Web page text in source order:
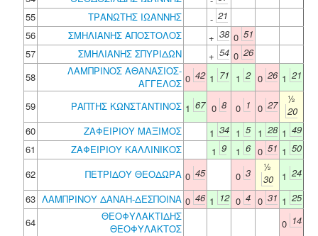
55
ΤΡΑΝΩΤΗΣ ΙΩΑΝΝΗΣ - 21
56
ΣΜΗΛΙΑΝΗΣ ΑΠΟΣΤΟΛΟΣ + 38 0 51
57
ΣΜΗΛΙΑΝΗΣ ΣΠΥΡΙΔΩΝ + 54 0 26
58
ΛΑΜΠΡΙΝΟΣ ΑΘΑΝΑΣΙΟΣ-
ΑΓΓΕΛΟΣ 0 42 1 71 1 2 0 26 1 21
59 ΡΑΠΤΗΣ ΚΩΝΣΤΑΝΤΙΝΟΣ 1 67 0 8 0 1 0 27
½
20
60
ΖΑΦΕΙΡΙΟΥ ΜΑΞΙΜΟΣ 1 34 1 5 1 28 1 49
61
ΖΑΦΕΙΡΙΟΥ ΚΑΛΛΙΝΙΚΟΣ 1 9 1 6 0 51 1 50
62
ΠΕΤΡΙΔΟΥ ΘΕΟΔΩΡΑ 0 45 0 3
½
30
1 24
63 ΛΑΜΠΡΙΝΟΥ ΔΑΝΑΗ-ΔΕΣΠΟΙΝΑ 0 46 1 12 0 4 0 31 1 25
64
ΘΕΟΦΥΛΑΚΤΙΔΗΣ
ΘΕΟΦΥΛΑΚΤΟΣ
0 14